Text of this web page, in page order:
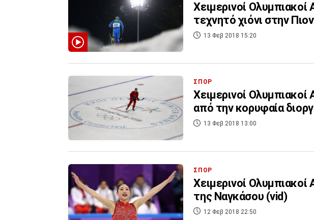
Χειμερινοί
τεχνητό χιόνι στην
13 Φεβ 2018 15:20
ΣΠΟΡ
Χειμερινοί
από την κορυφαία
13 Φεβ 2018 13:00
ΣΠΟΡ
Χειμερινοί
της Ναγκάσου (vid)
12 Φεβ 2018 22:50